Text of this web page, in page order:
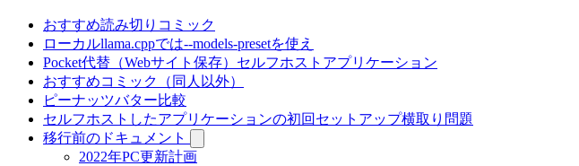
おすすめ読み切りコミック
ローカルllama.cppでは--models-presetを使え
Pocket代替（Webサイト保存）セルフホストアプリケーション
おすすめコミック（同人以外）
ピーナッツバター比較
セルフホストしたアプリケーションの初回セットアップ横取り問題
移行前のドキュメント
2022年PC更新計画